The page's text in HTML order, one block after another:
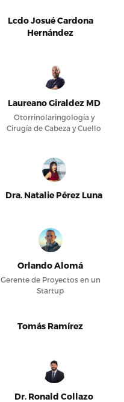
Lcdo Josué Cardona
Hernández
Laureano Giraldez MD
Otorrinolaringología y
Cirugía de Cabeza y Cuello
Dra. Natalie Pérez Luna
Orlando Alomá
Gerente de Proyectos en un
Startup
Tomás Ramírez
Dr. Ronald Collazo